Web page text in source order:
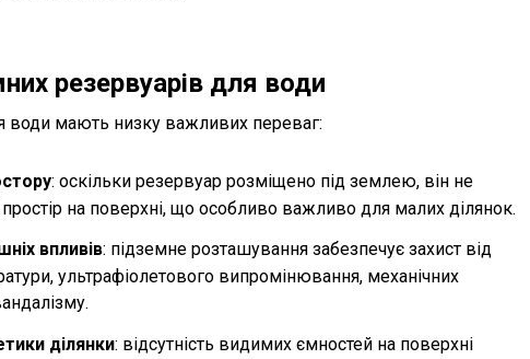
резервуарів для води
води мають низку важливих переваг:
: оскільки резервуар розміщено під землею, він не
на поверхні, що особливо важливо для малих ділянок.
впливів: підземне розташування забезпечує захист від
ультрафіолетового випромінювання, механічних
ділянки: відсутність видимих ємностей на поверхні